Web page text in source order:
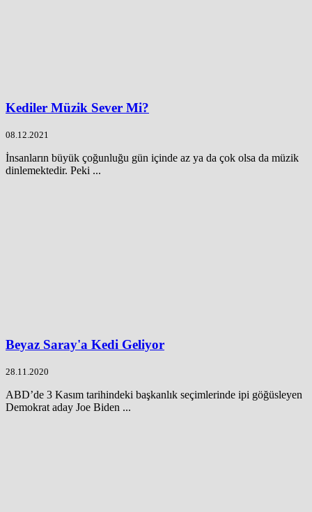
Kediler Müzik Sever Mi?
08.12.2021
İnsanların büyük çoğunluğu gün içinde az ya da çok olsa da müzik
dinlemektedir. Peki ...
Beyaz Saray'a Kedi Geliyor
28.11.2020
ABD’de 3 Kasım tarihindeki başkanlık seçimlerinde ipi göğüsleyen
Demokrat aday Joe Biden ...